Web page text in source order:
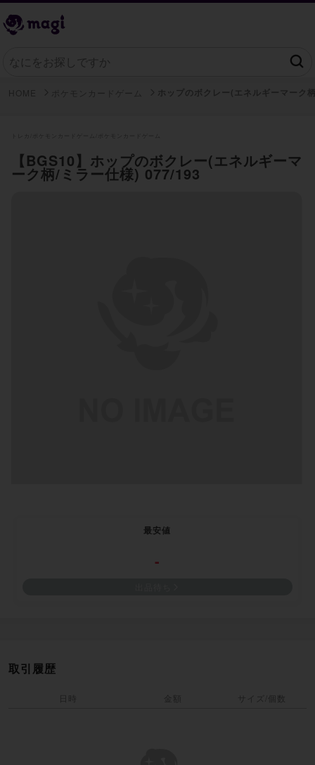
【BGS10】ホップのボクレー(エネルギーマ
ーク柄/ミラー仕様) 077/193
最安値
-
取引履歴
日時 金額 サイズ/個数